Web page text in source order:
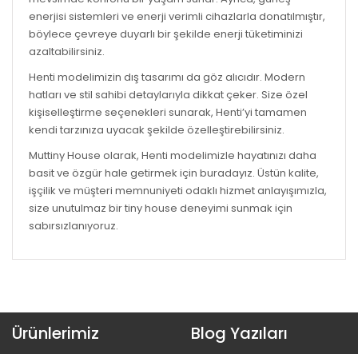
enerjisi sistemleri ve enerji verimli cihazlarla donatılmıştır,
böylece çevreye duyarlı bir şekilde enerji tüketiminizi
azaltabilirsiniz.
Henti modelimizin dış tasarımı da göz alıcıdır. Modern
hatları ve stil sahibi detaylarıyla dikkat çeker. Size özel
kişiselleştirme seçenekleri sunarak, Henti’yi tamamen
kendi tarzınıza uyacak şekilde özelleştirebilirsiniz.
Muttiny House olarak, Henti modelimizle hayatınızı daha
basit ve özgür hale getirmek için buradayız. Üstün kalite,
işçilik ve müşteri memnuniyeti odaklı hizmet anlayışımızla,
size unutulmaz bir tiny house deneyimi sunmak için
sabırsızlanıyoruz.
Ürünlerimiz Blog Yazıları